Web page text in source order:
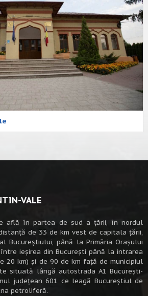
VALE
află în partea de sud a ţării, în nordul
de 33 de km vest de capitala țării,
Bucureștiului, până la Primăria Orașului
ieșirea din București până la intrarea
20 km) şi de 90 de km faţă de municipiul
situată lângă autostrada A1 Bucureşti-
judeţean 601 ce leagă Bucureştiul de
petroliferă.